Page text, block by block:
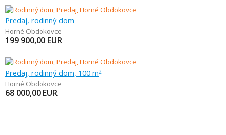
Predaj, rodinný dom
Horné Obdokovce
199 900,00 EUR
Predaj, rodinný dom, 100 m2
Horné Obdokovce
68 000,00 EUR